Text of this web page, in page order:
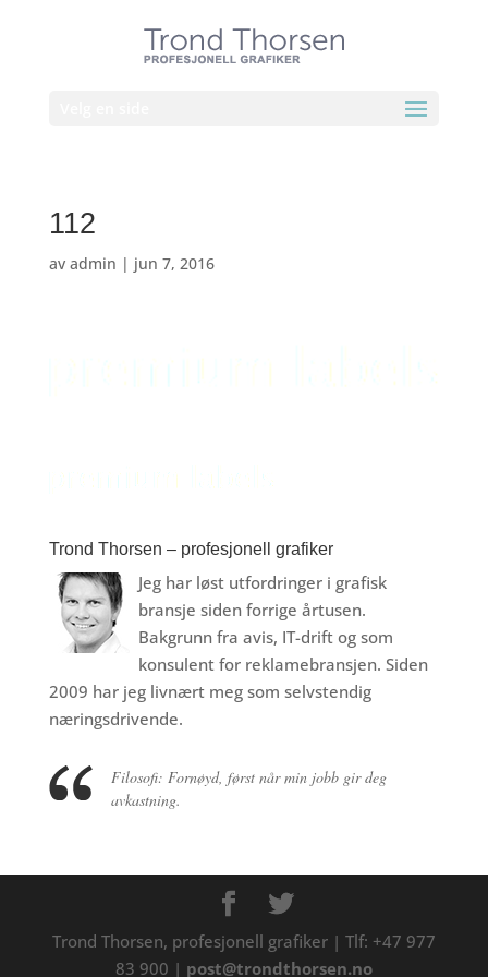
112
av admin | jun 7, 2016
Trond Thorsen – profesjonell grafiker
Jeg har løst utfordringer i grafisk
bransje siden forrige årtusen.
Bakgrunn fra avis, IT-drift og som
konsulent for reklamebransjen. Siden
2009 har jeg livnært meg som selvstendig
næringsdrivende.
Filosofi: Fornøyd, først når min jobb gir deg
avkastning.
Trond Thorsen, profesjonell grafiker | Tlf: +47 977
83 900 | post@trondthorsen.no